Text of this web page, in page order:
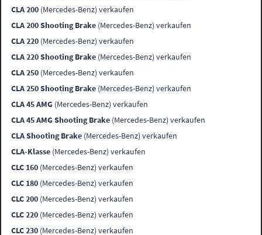
CLA 200 (Mercedes-Benz) verkaufen
CLA 200 Shooting Brake (Mercedes-Benz) verkaufen
CLA 220 (Mercedes-Benz) verkaufen
CLA 220 Shooting Brake (Mercedes-Benz) verkaufen
CLA 250 (Mercedes-Benz) verkaufen
CLA 250 Shooting Brake (Mercedes-Benz) verkaufen
CLA 45 AMG (Mercedes-Benz) verkaufen
CLA 45 AMG Shooting Brake (Mercedes-Benz) verkaufen
CLA Shooting Brake (Mercedes-Benz) verkaufen
CLA-Klasse (Mercedes-Benz) verkaufen
CLC 160 (Mercedes-Benz) verkaufen
CLC 180 (Mercedes-Benz) verkaufen
CLC 200 (Mercedes-Benz) verkaufen
CLC 220 (Mercedes-Benz) verkaufen
CLC 230 (Mercedes-Benz) verkaufen